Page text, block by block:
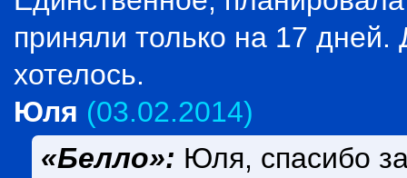
приняли только на 17 дней.
хотелось.
Юля (03.02.2014)
«Белло»: Юля, спасибо